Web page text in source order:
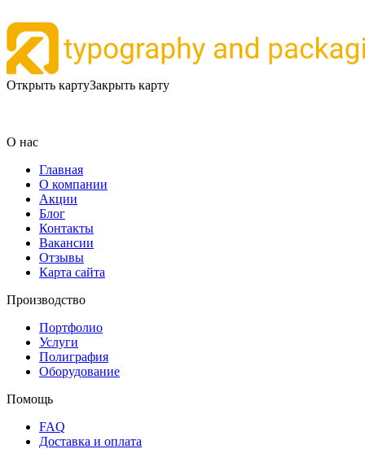
Открыть картуЗакрыть карту
О нас
Главная
О компании
Акции
Блог
Контакты
Вакансии
Отзывы
Карта сайта
Производство
Портфолио
Услуги
Полиграфия
Оборудование
Помощь
FAQ
Доставка и оплата